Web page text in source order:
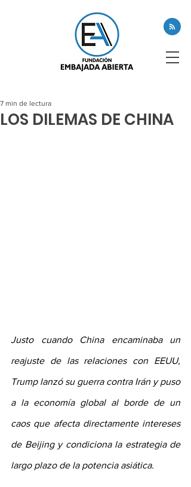
LOS DILEMAS DE CHINA
7 min de lectura
Justo cuando China encaminaba un
reajuste de las relaciones con EEUU,
Trump lanzó su guerra contra Irán y puso
a la economía global al borde de un
caos que afecta directamente intereses
de Beijing y condiciona la estrategia de
largo plazo de la potencia asiática.